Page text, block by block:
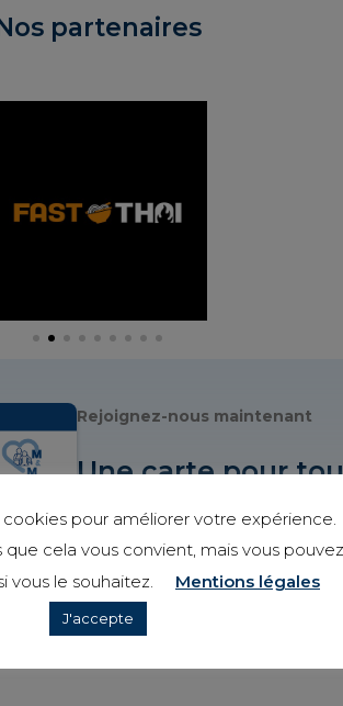
partenaires
Rejoignez-nous maintenant
Une carte pour
Devenez membre de notre
engagés en adhérent à Mes parents
Participez à tous nos ateliers
connecté à une communauté
Découvrez nos ateliers
cookies pour améliorer votre expérience.
que cela vous convient, mais vous pouvez
vous le souhaitez.
Mentions légales
J'accepte